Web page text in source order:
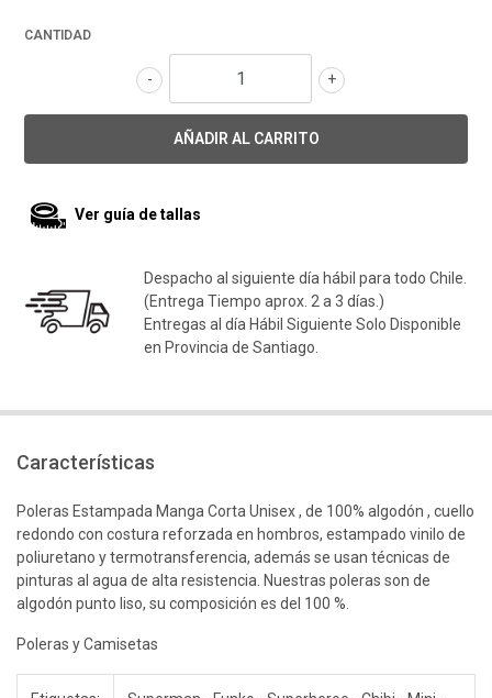
CANTIDAD
+
-
Ver guía de tallas
Despacho al siguiente día hábil para todo Chile.
(Entrega Tiempo aprox. 2 a 3 días.)
Entregas al día Hábil Siguiente Solo Disponible
en Provincia de Santiago.
Características
Poleras Estampada Manga Corta Unisex , de 100% algodón , cuello
redondo con costura reforzada en hombros, estampado vinilo de
poliuretano y termotransferencia, además se usan técnicas de
pinturas al agua de alta resistencia. Nuestras poleras son de
algodón punto liso, su composición es del 100 %.
Poleras y Camisetas